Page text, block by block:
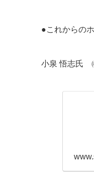
●これからの
小泉 悟志氏